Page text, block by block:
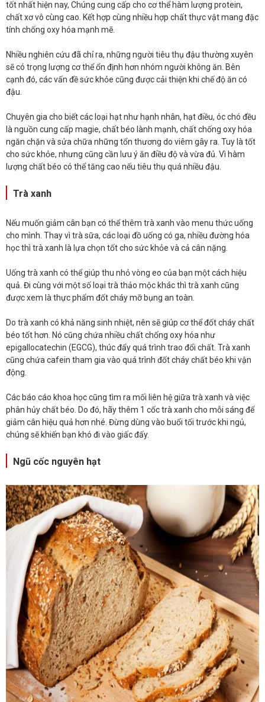
tốt nhất hiện nay, Chúng cung cấp cho cơ thể hàm lượng protein,
chất xơ vô cùng cao. Kết hợp cùng nhiều hợp chất thực vật mang đặc
tính chống oxy hóa mạnh mẽ.
Nhiều nghiên cứu đã chỉ ra, những người tiêu thụ đậu thường xuyên
sẽ có trọng lượng cơ thể ổn định hơn nhóm người không ăn. Bên
cạnh đó, các vấn đề sức khỏe cũng được cải thiện khi chế độ ăn có
đậu.
Chuyên gia cho biết các loại hạt như hạnh nhân, hạt điều, óc chó đều
là nguồn cung cấp magie, chất béo lành mạnh, chất chống oxy hóa
ngăn chặn và sửa chữa những tổn thương do viêm gây ra. Tuy là tốt
cho sức khỏe, nhưng cũng cần lưu ý ăn điều độ và vừa đủ. Vì hàm
lượng chất béo có thể tăng cao nếu tiêu thụ quá nhiều đậu.
Trà xanh
Nếu muốn giảm cân bạn có thể thêm trà xanh vào menu thức uống
cho mình. Thay vì trà sữa, các loại đồ uống có ga, nhiều đường hóa
học thì trà xanh là lựa chọn tốt cho sức khỏe và cả cân nặng.
Uống trà xanh có thể giúp thu nhỏ vòng eo của bạn một cách hiệu
quả. Đi cùng với một số loại trà thảo mộc khác thì trà xanh cũng
được xem là thực phẩm đốt cháy mỡ bụng an toàn.
Do trà xanh có khả năng sinh nhiệt, nên sẽ giúp cơ thể đốt cháy chất
béo tốt hơn. Nó cũng chứa nhiều chất chống oxy hóa như
epigallocatechin (EGCG), thúc đẩy quá trình trao đổi chất. Trà xanh
cũng chứa cafein tham gia vào quá trình đốt cháy chất béo khi vận
động.
Các báo cáo khoa học cũng tìm ra mối liên hệ giữa trà xanh và việc
phân hủy chất béo. Do đó, hãy thêm 1 cốc trà xanh cho mỗi sáng để
giảm cân hiệu quả hơn nhé. Đừng dùng vào buổi tối trước khi ngủ,
chúng sẽ khiến bạn khó đi vào giấc đấy.
Ngũ cốc nguyên hạt